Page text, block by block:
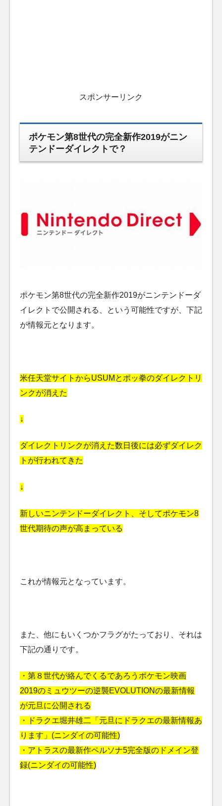
スポンサーリンク
ポケモン第8世代の完全新作2019がニン
テンドーダイレクトで？
ポケモン第8世代の完全新作2019がニンテンドーダ
イレクトで公開される、という可能性ですが、下記
が情報元となります。
米任天堂サイトからUSUMとポッ拳のダイレクトリ
ンクが消えた
↓
ダイレクトリンクが消えた数日後には必ずダイレク
トが行われてきた
↓
新しいニンテンドーダイレクト、そしてポケモン8
世代期待の声が高まっている
これが情報元となっています。
また、他にもいくつかフラグがたっており、それは
下記の通りです。
・第８世代が絡んでくるであろうポケモン映画
2019のミュウツーの逆襲EVOLUTIONの最新情報
が元旦に公開される
・ドラクエ堀井雄二「元旦にドラクエの最新情報あ
ります」(ニンダイの可能性)
・アトラスの最新作ペルソナ5完全版のドメイン登
録(ニンダイの可能性)